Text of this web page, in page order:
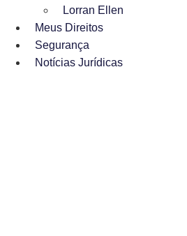
Lorran Ellen
Meus Direitos
Segurança
Notícias Jurídicas